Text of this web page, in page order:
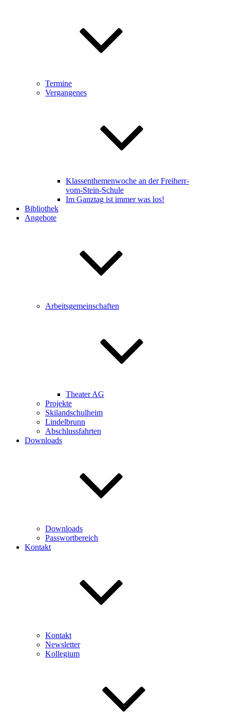
Termine
Vergangenes
Klassenthemenwoche an der Freiherr-
vom-Stein-Schule
Im Ganztag ist immer was los!
Bibliothek
Angebote
Arbeitsgemeinschaften
Theater AG
Projekte
Skilandschulheim
Lindelbrunn
Abschlussfahrten
Downloads
Downloads
Passwortbereich
Kontakt
Kontakt
Newsletter
Kollegium